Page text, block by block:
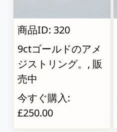
商品ID: 320
9ctゴールドのアメ
ジストリング。, 販
売中
今すぐ購入:
£250.00